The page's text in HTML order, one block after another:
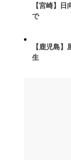
【宮崎】
で
【鹿児島
生